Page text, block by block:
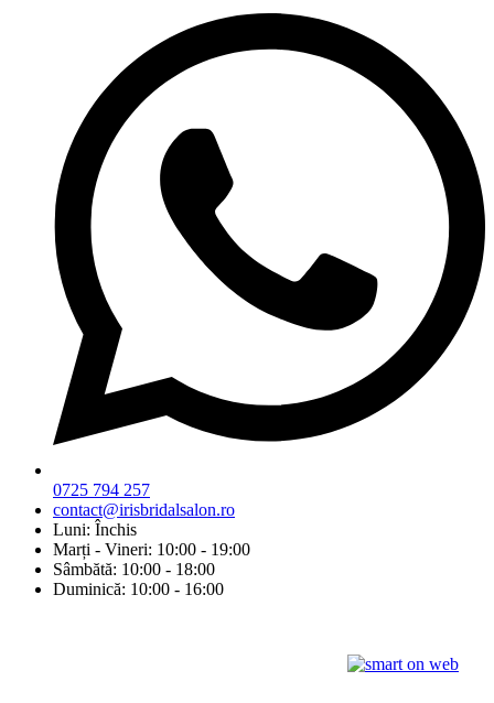
0725 794 257
contact@irisbridalsalon.ro
Luni: Închis
Marți - Vineri: 10:00 - 19:00
Sâmbătă: 10:00 - 18:00
Duminică: 10:00 - 16:00